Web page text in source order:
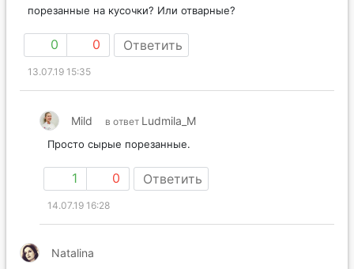
порезанные на кусочки? Или отварные?
0 0 Ответить
13.07.19 15:35
Mild в ответ Ludmila_M
Просто сырые порезанные.
1 0 Ответить
14.07.19 16:28
Natalina